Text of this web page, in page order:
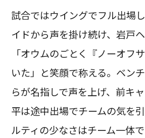
試合ではウイングでフル出場
イドから声を掛け続け、岩戸
「オウムのごとく『ノーオフ
いた」と笑顔で称える。ベン
らが名指しで声を上げ、前キ
平は途中出場でチームの気を
ルティの少なさはチーム一体